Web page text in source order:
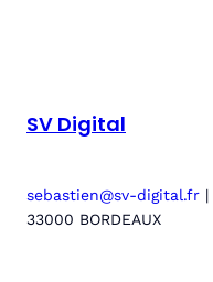
SV Digital
sebastien@sv-digital.fr |
33000 BORDEAUX